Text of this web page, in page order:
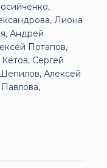
Лиона
Андрей
Потапов,
Сергей
Алексей